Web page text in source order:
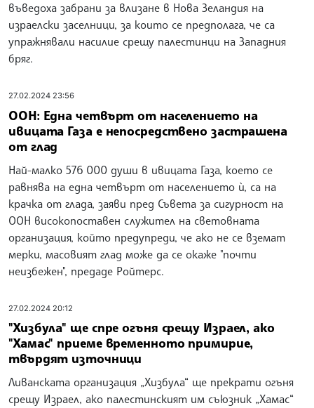
въведоха забрани за влизане в Нова Зеландия на
израелски заселници, за които се предполага, че са
упражнявали насилие срещу палестинци на Западния
бряг.
27.02.2024 23:56
ООН: Една четвърт от населението на
ивицата Газа е непосредствено застрашена
от глад
Най-малко 576 000 души в ивицата Газа, което се
равнява на една четвърт от населението ѝ, са на
крачка от глада, заяви пред Съвета за сигурност на
ООН високопоставен служител на световната
организация, който предупреди, че ако не се вземат
мерки, масовият глад може да се окаже "почти
неизбежен", предаде Ройтерс.
27.02.2024 20:12
"Хизбула" ще спре огъня срещу Израел, ако
"Хамас" приеме временното примирие,
твърдят източници
Ливанската организация „Хизбула“ ще прекрати огъня
срещу Израел, ако палестинският им съюзник „Хамас“